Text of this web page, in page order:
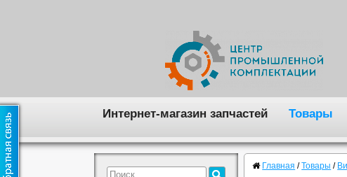
Интернет-магазин запчастей Товары
Главная / Товары /